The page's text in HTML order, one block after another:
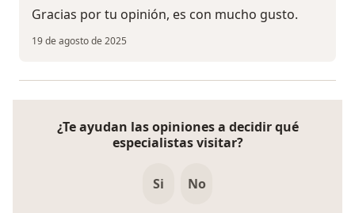
Gracias por tu opinión, es con mucho gusto.
19 de agosto de 2025
¿Te ayudan las opiniones a decidir qué
especialistas visitar?
Si No